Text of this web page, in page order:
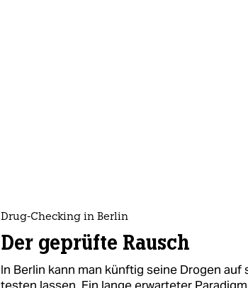
Drug-Checking in Berlin
Der geprüfte Rausch
In Berlin kann man künftig seine Drogen
testen lassen. Ein lange erwarteter